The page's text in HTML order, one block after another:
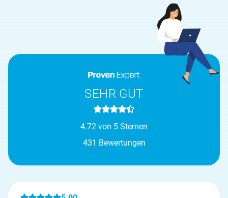
SEHR GUT
4.72 von 5 Sternen
431 Bewertungen